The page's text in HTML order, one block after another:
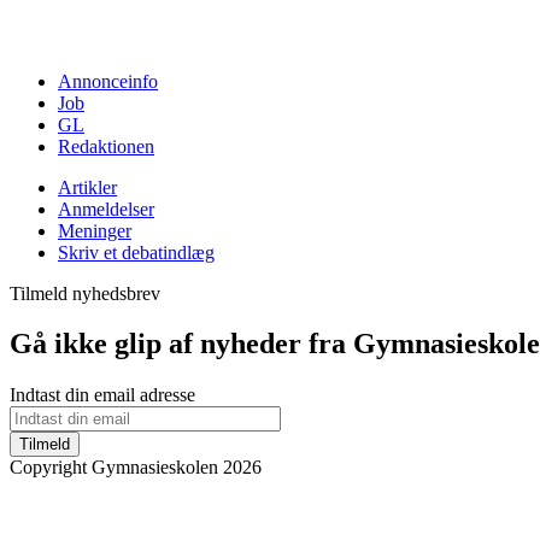
Annonceinfo
Job
GL
Redaktionen
Artikler
Anmeldelser
Meninger
Skriv et debatindlæg
Tilmeld nyhedsbrev
Gå ikke glip af nyheder fra
Indtast din email adresse
Tilmeld
Copyright Gymnasieskolen 2026